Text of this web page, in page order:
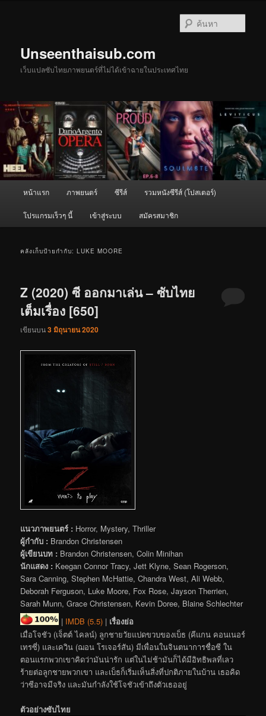
Unseenthaisub.com
เว็บแปลซับไทยภาพยนตร์ที่ไม่ได้เข้าฉายในประเทศไทย
หน้าแรก ภาพยนตร์ ซีรีส์ รวมหนังซีรีส์ (โปสเตอร์)
โปรแกรมเร็วๆ นี้ เข้าสู่ระบบ สมัครสมาชิก
คลังเก็บป้ายกำกับ:LUKE MOORE
Z (2020) ซี ออกมาเล่น – ซับไทย
เต็มเรื่อง [650]
เขียนบน3 มิถุนายน 2020
แนวภาพยนตร์ : Horror, Mystery, Thriller
ผู้กำกับ : Brandon Christensen
ผู้เขียนบท : Brandon Christensen, Colin Minihan
นักแสดง : Keegan Connor Tracy, Jett Klyne, Sean Rogerson,
Sara Canning, Stephen McHattie, Chandra West, Ali Webb,
Deborah Ferguson, Luke Moore, Fox Rose, Jayson Therrien,
Sarah Munn, Grace Christensen, Kevin Doree, Blaine Schlechter
| IMDB (5.5) | เรื่องย่อ
เมื่อโจชัว (เจ็ตต์ ไคลน์) ลูกชายวัยแปดขวบของเบ็ธ (คีแกน คอนเนอร์
เทรซี่) และเควิน (ฌอน โรเจอร์สัน) มีเพื่อนในจินตนาการชื่อซี ใน
ตอนแรกพวกเขาคิดว่ามันน่ารัก แต่ในไม่ช้ามันก็ได้มีอิทธิพลที่เลว
ร้ายต่อลูกชายพวกเขา และเบ็ธก็เริ่มเห็นสิ่งที่ปกติภายในบ้าน เธอคิด
ว่าซีอาจมีจริง และมันกำลังใช้โจชัวเข้าถึงตัวเธออยู่
ตัวอย่างซับไทย